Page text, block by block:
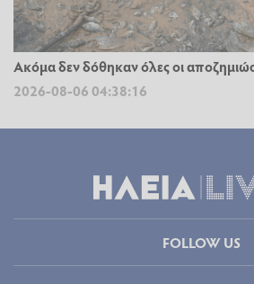
Ακόμα δεν δόθηκαν όλες οι
2026-08-06 04:38:16
FOLLOW US